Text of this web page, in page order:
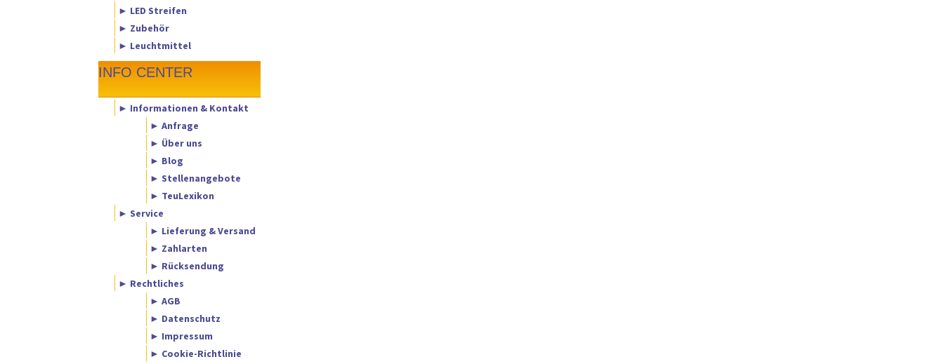
► LED Streifen
► Zubehör
► Leuchtmittel
INFO CENTER
► Informationen & Kontakt
► Anfrage
► Über uns
► Blog
► Stellenangebote
► TeuLexikon
► Service
► Lieferung & Versand
► Zahlarten
► Rücksendung
► Rechtliches
► AGB
► Datenschutz
► Impressum
► Cookie-Richtlinie